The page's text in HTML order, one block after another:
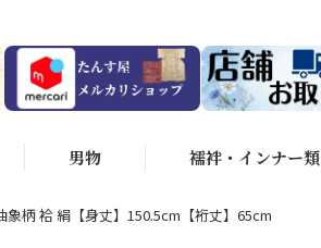
男物 襦袢・インナー類
象柄 袷 絹【身丈】150.5cm【裄丈】65cm